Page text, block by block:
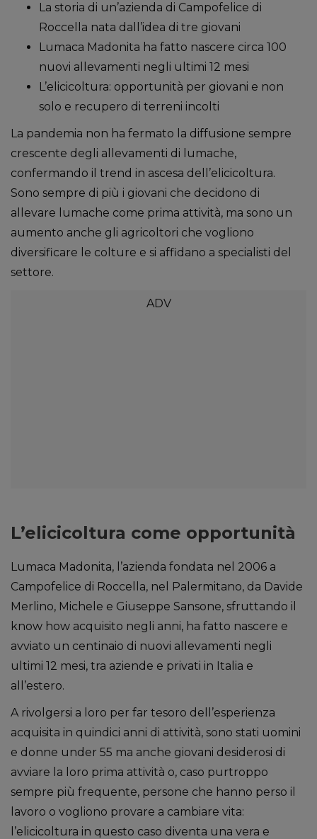
La storia di un’azienda di Campofelice di
Roccella nata dall’idea di tre giovani
Lumaca Madonita ha fatto nascere circa 100
nuovi allevamenti negli ultimi 12 mesi
L’elicicoltura: opportunità per giovani e non
solo e recupero di terreni incolti
La pandemia non ha fermato la diffusione sempre
crescente degli allevamenti di lumache,
confermando il trend in ascesa dell’elicicoltura.
Sono sempre di più i giovani che decidono di
allevare lumache come prima attività, ma sono un
aumento anche gli agricoltori che vogliono
diversificare le colture e si affidano a specialisti del
settore.
L’elicicoltura come opportunità
Lumaca Madonita, l’azienda fondata nel 2006 a
Campofelice di Roccella, nel Palermitano, da Davide
Merlino, Michele e Giuseppe Sansone, sfruttando il
know how acquisito negli anni, ha fatto nascere e
avviato un centinaio di nuovi allevamenti negli
ultimi 12 mesi, tra aziende e privati in Italia e
all’estero.
A rivolgersi a loro per far tesoro dell’esperienza
acquisita in quindici anni di attività, sono stati uomini
e donne under 55 ma anche giovani desiderosi di
avviare la loro prima attività o, caso purtroppo
sempre più frequente, persone che hanno perso il
lavoro o vogliono provare a cambiare vita:
l’elicicoltura in questo caso diventa una vera e